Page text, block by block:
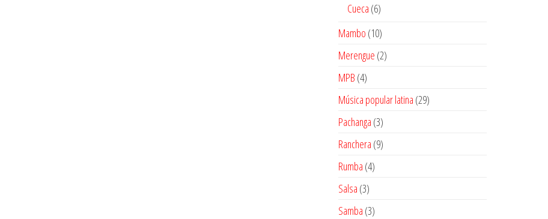
Cueca 66
Mambo 1010
productos
Merengue 22
MPB 44
productos
Música popular latina 2929
Pachanga 33
productos
Ranchera 99
Rumba 44
Salsa 33
productos
Samba 33